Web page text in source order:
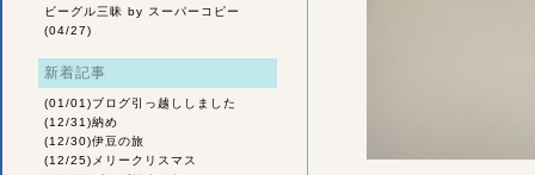
ビーグル三昧 by スーパーコピー
(04/27)
新着記事
(01/01)ブログ引っ越ししました
(12/31)納め
(12/30)伊豆の旅
(12/25) メリークリスマス